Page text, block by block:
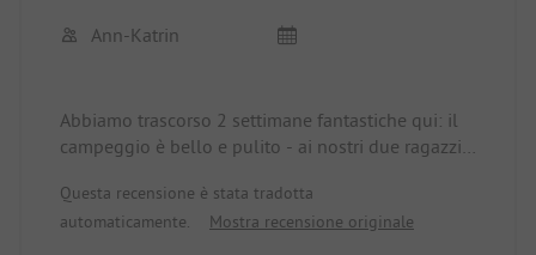
Ann-Katrin
Abbiamo trascorso 2 settimane fantastiche qui: il
campeggio è bello e pulito - ai nostri due ragazzi è
È a pochi passi dal mare e si trova su una spiaggia
fantastica dove si può anche raggiungere a piedi il
Questa recensione è stata tradotta
automaticamente.
Mostra recensione originale